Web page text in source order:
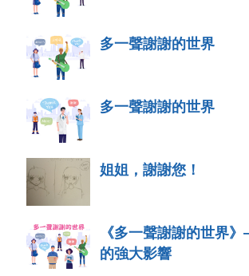
多一聲謝謝的世界
多一聲謝謝的世界
姐姐，謝謝您！
《多一聲謝謝的世界
的強大影響